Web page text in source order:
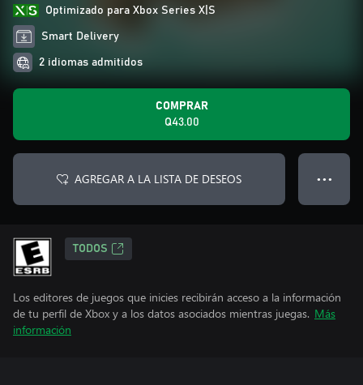
Optimizado para Xbox Series X|S
Smart Delivery
2 idiomas admitidos
COMPRAR
Q43.00
AGREGAR A LA LISTA DE DESEOS ● ● ●
TODOS
Los editores de juegos que inicies recibirán acceso a la información
de tu perfil de Xbox y a los datos asociados mientras juegas. Más
información